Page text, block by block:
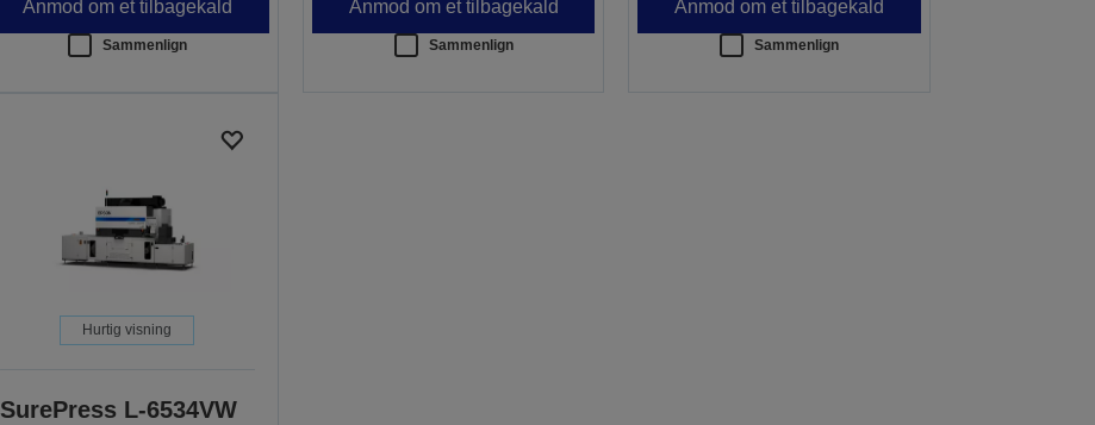
Anmod om et tilbagekald
Sammenlign
Anmod om et tilbagekald
Sammenlign
Anmod om et tilbagekald
Sammenlign
Hurtig visning
SurePress L-6534VW